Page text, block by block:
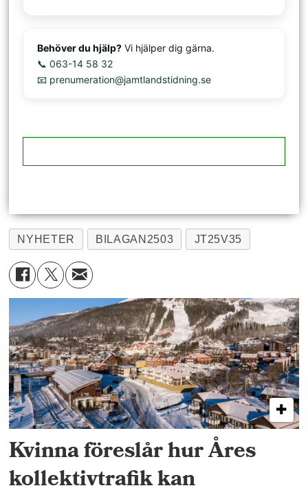
Behöver du hjälp? Vi hjälper dig gärna.
📞 063-14 58 32
📧 prenumeration@jamtlandstidning.se
NYHETER BILAGAN2503 JT25V35
Kvinna föreslår hur Åres
kollektivtrafik kan